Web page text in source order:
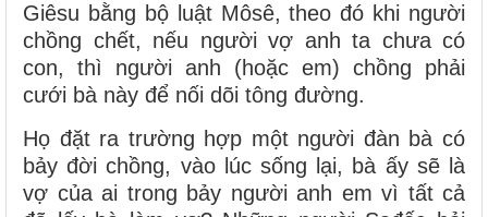
Giêsu bằng bộ luật Môsê, theo đó khi người
chồng chết, nếu người vợ anh ta chưa có
con, thì người anh (hoặc em) chồng phải
cưới bà này để nối dõi tông đường.
Họ đặt ra trường hợp một người đàn bà có
bảy đời chồng, vào lúc sống lại, bà ấy sẽ là
vợ của ai trong bảy người anh em vì tất cả